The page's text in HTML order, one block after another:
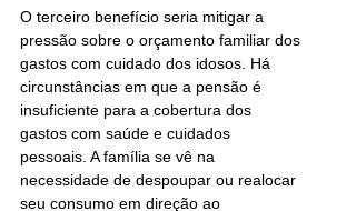
O terceiro benefício seria mitigar a
pressão sobre o orçamento familiar dos
gastos com cuidado dos idosos. Há
circunstâncias em que a pensão é
insuficiente para a cobertura dos
gastos com saúde e cuidados
pessoais. A família se vê na
necessidade de despoupar ou realocar
seu consumo em direção ao